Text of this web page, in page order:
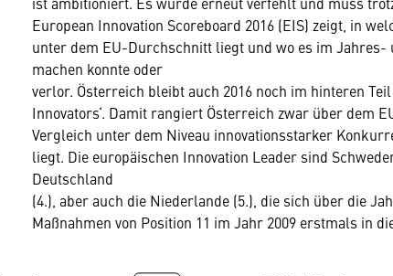
European Innovation Scoreboard 2016 (EIS) zeigt, in
unter dem EU-Durchschnitt liegt und wo es im
machen konnte oder
verlor. Österreich bleibt auch 2016 noch im hinteren
Innovators‘. Damit rangiert Österreich zwar über dem
Vergleich unter dem Niveau innovationsstarker
liegt. Die europäischen Innovation Leader sind
Deutschland
(4.), aber auch die Niederlande (5.), die sich über die
Maßnahmen von Position 11 im Jahr 2009 erstmals in